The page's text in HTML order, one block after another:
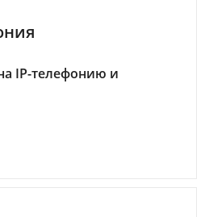
IP-телефонию и